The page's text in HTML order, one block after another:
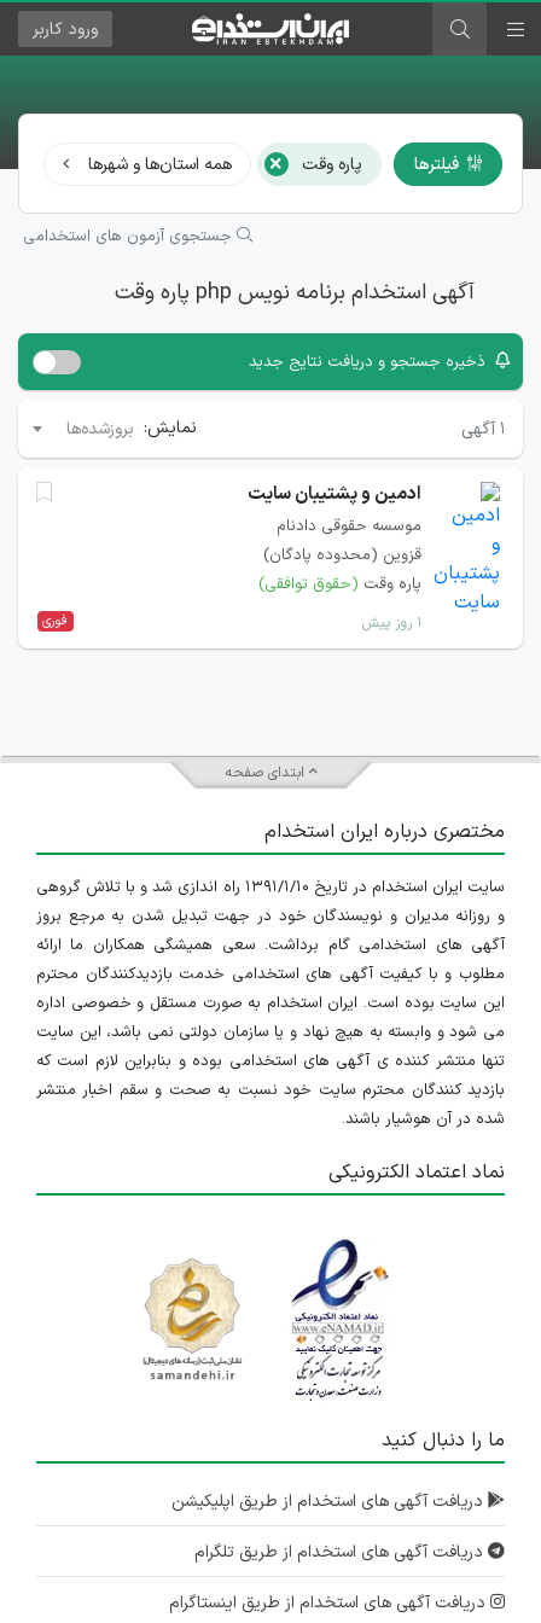
ورود کاربر
فیلترها پاره وقت × همه استان‌ها و شهرها
جستجوی آزمون های استخدامی
آگهی استخدام برنامه نویس php پاره وقت
ذخیره جستجو و دریافت نتایج جدید
۱ آگهی نمایش: بروزشده‌ها
ادمین و پشتیبان سایت
موسسه حقوقی دادنام
قزوین (محدوده پادگان)
پاره وقت (حقوق توافقی)
۱ روز پیش فوری
ابتدای صفحه
مختصری درباره ایران استخدام
سایت ایران استخدام در تاریخ ۱۳۹۱/۱/۱۰ راه اندازی شد و با تلاش گروهی
و روزانه مدیران و نویسندگان خود در جهت تبدیل شدن به مرجع بروز
آگهی های استخدامی گام برداشت. سعی همیشگی همکاران ما ارائه
مطلوب و با کیفیت آگهی های استخدامی خدمت بازدیدکنندگان محترم
این سایت بوده است. ایران استخدام به صورت مستقل و خصوصی اداره
می شود و وابسته به هیچ نهاد و یا سازمان دولتی نمی باشد، این سایت
تنها منتشر کننده ی آگهی های استخدامی بوده و بنابراین لازم است که
بازدید کنندگان محترم سایت خود نسبت به صحت و سقم اخبار منتشر
شده در آن هوشیار باشند.
نماد اعتماد الکترونیکی
ما را دنبال کنید
دریافت آگهی های استخدام از طریق اپلیکیشن
دریافت آگهی های استخدام از طریق تلگرام
دریافت آگهی های استخدام از طریق اینستاگرام